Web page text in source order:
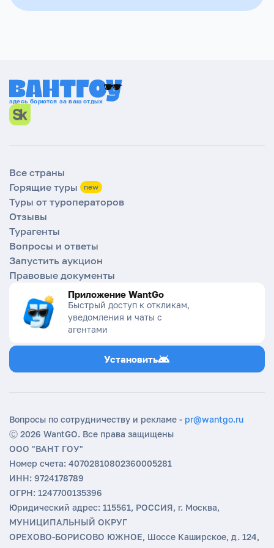
Мы тщательно проверяем турагентов перед
предложит вам равноценную замену.
здесь борются за ваш отдых
Все страны
Горящие туры
new
Туры от туроператоров
Отзывы
Турагенты
Вопросы и ответы
Запустить аукцион
Правовые документы
Приложение WantGo
Быстрый доступ к откликам,
уведомления и чаты с
агентами
Установить
Вопросы по сотрудничеству и рекламе - pr@wantgo.ru
Ⓒ 2026 WantGO. Все права защищены
ООО "ВАНТ ГОУ"
Номер счета: 40702810802360005281
ИНН: 9724178789
ОГРН: 1247700135396
Юридический адрес: 115561, РОССИЯ, г. Москва,
МУНИЦИПАЛЬНЫЙ ОКРУГ
ОРЕХОВО-БОРИСОВО ЮЖНОЕ, Шоссе Каширское, д. 124,